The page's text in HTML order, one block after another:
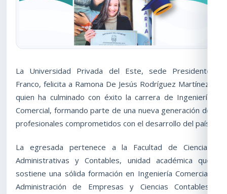
La Universidad Privada del Este, sede Presidente
Franco, felicita a Ramona De Jesús Rodríguez Martínez,
quien ha culminado con éxito la carrera de Ingeniería
Comercial, formando parte de una nueva generación de
profesionales comprometidos con el desarrollo del país.
La egresada pertenece a la Facultad de Ciencias
Administrativas y Contables, unidad académica que
sostiene una sólida formación en Ingeniería Comercial,
Administración de Empresas y Ciencias Contables,